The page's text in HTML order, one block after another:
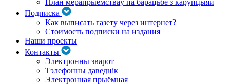
План мерапрыемстваў па барацьбе з карупцыяй
Подписка
Как выписать газету через интернет?
Стоимость подписки на издания
Наши проекты
Контакты
Электронны зварот
Тэлефонны даведнік
Электронная прыёмная